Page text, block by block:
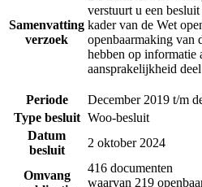
Samenvatting
verzoek
verstuurt u een
kader van de Wet
openbaarmaking van
hebben op informatie
aansprakelijkheid
Periode
December 2019 t/m
Type besluit Woo-besluit
Datum
besluit
2 oktober 2024
Omvang
416 documenten
waarvan 219